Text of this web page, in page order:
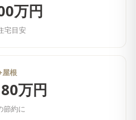
万円
宅目安
屋根
万円
節約に